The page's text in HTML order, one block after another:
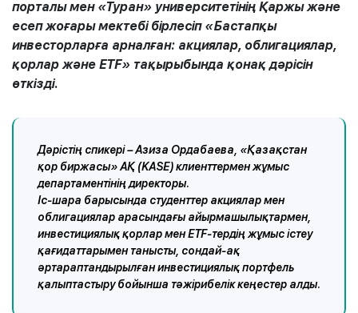
порталы мен «Туран» университетінің Қаржы және
есеп жоғары мектебі бірлесіп «Бастапқы
инвесторларға арналған: акциялар, облигациялар,
қорлар және ETF» тақырыбында қонақ дәрісін
өткізді.
Дәрістің спикері – Азиза Ордабаева, «Қазақстан
қор биржасы» АҚ (KASE) клиенттермен жұмыс
департаментінің директоры.
Іс-шара барысында студенттер акциялар мен
облигациялар арасындағы айырмашылықтармен,
инвестициялық қорлар мен ETF-тердің жұмыс істеу
қағидаттарымен танысты, сондай-ақ
әртараптандырылған инвестициялық портфель
қалыптастыру бойынша тәжірибелік кеңестер алды.